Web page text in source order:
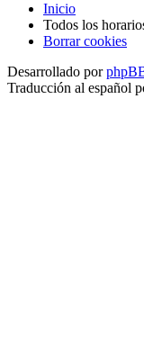
Inicio
Todos los
Borrar cookies
Desarrollado por
Traducción al español